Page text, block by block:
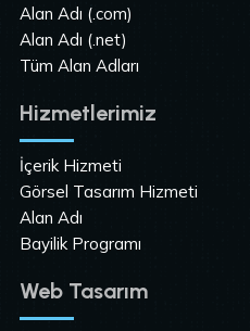
Alan Adı (.com)
Alan Adı (.net)
Tüm Alan Adları
Hizmetlerimiz
İçerik Hizmeti
Görsel Tasarım Hizmeti
Alan Adı
Bayilik Programı
Web Tasarım